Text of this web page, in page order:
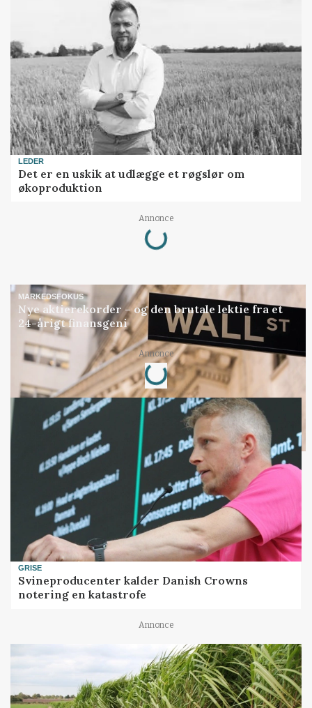
LEDER
Det er en uskik at udlægge et røgslør om
økoproduktion
Annonce
Loading...
MARKEDSFOKUS
Nye aktierekorder – og den brutale lektie fra et
24-årigt finansgeni
Annonce
Loading...
GRISE
Svineproducenter kalder Danish Crowns
notering en katastrofe
Annonce